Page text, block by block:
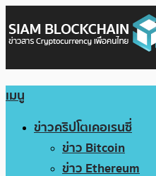
เมนู
ข่าวคริปโตเคอเรนซี่
ข่าว Bitcoin
ข่าว Ethereum